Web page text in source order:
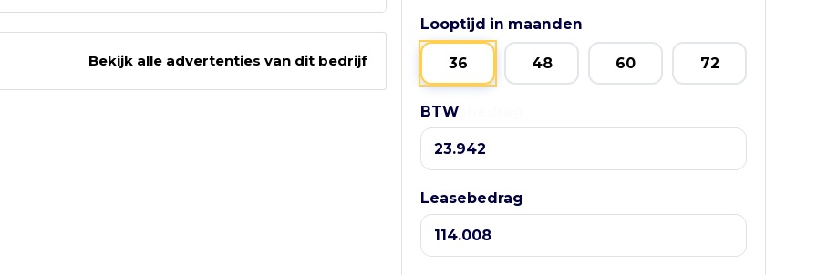
026 - 3253745
Bekijk alle advertenties van dit bedrijf
Looptijd in maanden
36 48 60 72
BTW
Leasebedrag
Leasebedrag